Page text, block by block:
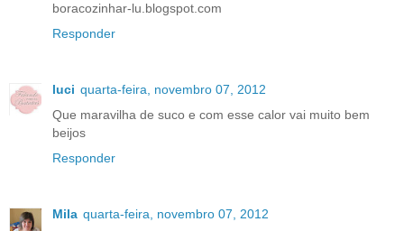
boracozinhar-lu.blogspot.com
Responder
luci quarta-feira, novembro 07, 2012
Que maravilha de suco e com esse calor vai muito bem
beijos
Responder
Mila quarta-feira, novembro 07, 2012